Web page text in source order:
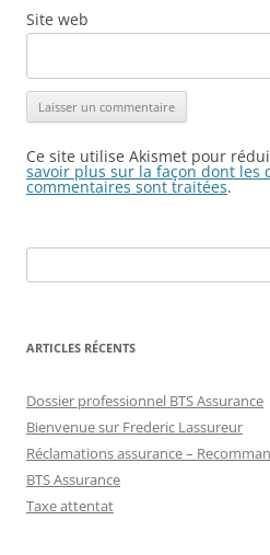
Site web
Ce site utilise Akismet pour
savoir plus sur la façon dont les
commentaires sont traitées.
ARTICLES RÉCENTS
Dossier professionnel BTS Assurance
Bienvenue sur Frederic Lassureur
Réclamations assurance –
BTS Assurance
Taxe attentat